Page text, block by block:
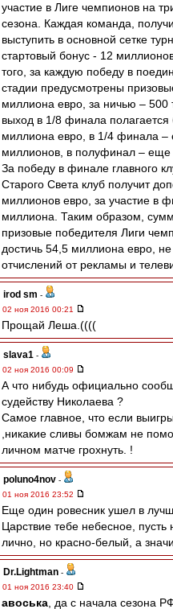
участие в Лиге чемпионов на
сезона. Каждая команда,
выступить в основной сетке
стартовый бонус - 12
того, за каждую победу в
стадии предусмотрены
миллиона евро, за ничью – 500
выход в 1/8 финала полагается
миллиона евро, в 1/4 финала
миллионов, в полуфинал – еще
За победу в финале главного
Старого Света клуб получит
миллионов евро, за участие в
миллиона. Таким образом,
призовые победителя Лиги
достичь 54,5 миллиона евро, не
отчислений от рекламы и
irod sm -
02 ноя 2016 00:21
Прощай Леша.((((
slava1 -
02 ноя 2016 00:09
А что нибудь официально
судейству Николаева ?
Самое главное, что если
,никакие сливы бомжам не
личном матче грохнуть. !
poluno4nov -
01 ноя 2016 23:52
Еще один ровесник ушел в
Царствие тебе небесное, пусть
лично, но красно-белый, а
Dr.Lightman -
01 ноя 2016 23:40
авоська , да с начала сезона